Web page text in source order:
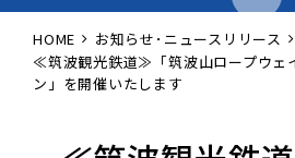
HOME
お知らせ･ニュースリリース
≪筑波観光鉄道≫「筑波山ロープウェ
ン」を開催いたします